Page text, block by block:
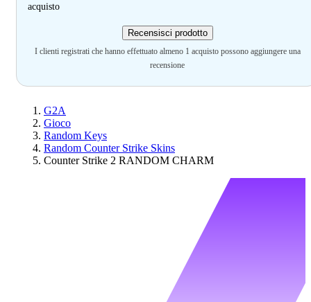
acquisto
Recensisci prodotto
I clienti registrati che hanno effettuato almeno 1 acquisto possono aggiungere una
recensione
G2A
Gioco
Random Keys
Random Counter Strike Skins
Counter Strike 2 RANDOM CHARM